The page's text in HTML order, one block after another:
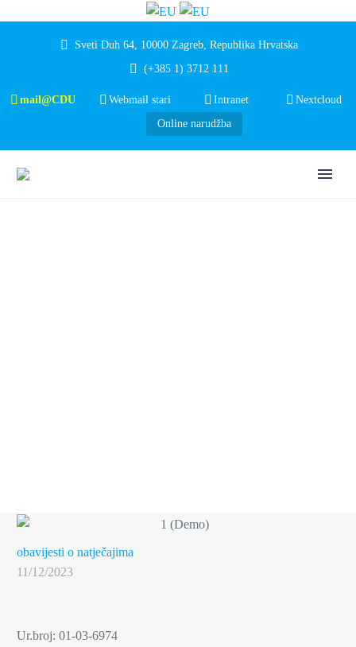
Sveti Duh 64, 10000 Zagreb, Republika Hrvatska
(+385 1) 3712 111
mail@CDU Webmail stari Intranet
Nextcloud
Online narudžba
obavijesti o natječajima
11/12/2023
Ur.broj: 01-03-6974